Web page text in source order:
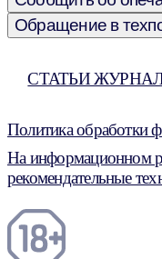
Обращение в
СТАТЬИ
Политика обработки
На информационном
рекомендательные